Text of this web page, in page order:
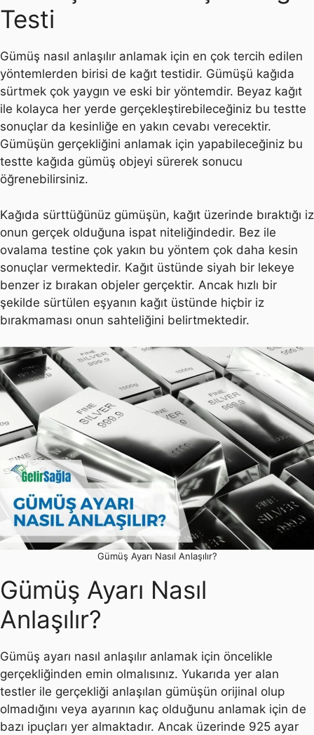
Testi
Gümüş nasıl anlaşılır anlamak için en çok tercih edilen
yöntemlerden birisi de kağıt testidir. Gümüşü kağıda
sürtmek çok yaygın ve eski bir yöntemdir. Beyaz kağıt
ile kolayca her yerde gerçekleştirebileceğiniz bu testte
sonuçlar da kesinliğe en yakın cevabı verecektir.
Gümüşün gerçekliğini anlamak için yapabileceğiniz bu
testte kağıda gümüş objeyi sürerek sonucu
öğrenebilirsiniz.
Kağıda sürttüğünüz gümüşün, kağıt üzerinde bıraktığı iz
onun gerçek olduğuna ispat niteliğindedir. Bez ile
ovalama testine çok yakın bu yöntem çok daha kesin
sonuçlar vermektedir. Kağıt üstünde siyah bir lekeye
benzer iz bırakan objeler gerçektir. Ancak hızlı bir
şekilde sürtülen eşyanın kağıt üstünde hiçbir iz
bırakmaması onun sahteliğini belirtmektedir.
Gümüş Ayarı Nasıl Anlaşılır?
Gümüş Ayarı Nasıl
Anlaşılır?
Gümüş ayarı nasıl anlaşılır anlamak için öncelikle
gerçekliğinden emin olmalısınız. Yukarıda yer alan
testler ile gerçekliği anlaşılan gümüşün orijinal olup
olmadığını veya ayarının kaç olduğunu anlamak için de
bazı ipuçları yer almaktadır. Ancak üzerinde 925 ayar